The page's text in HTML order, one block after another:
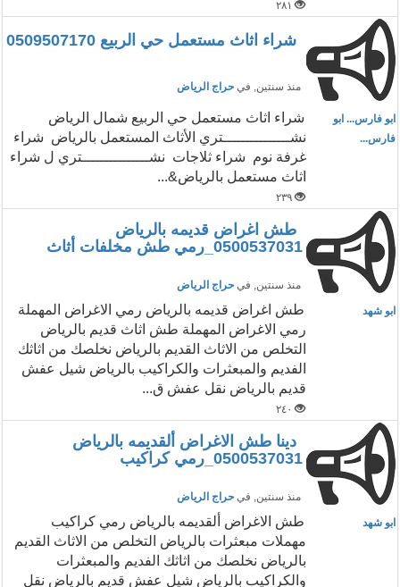
٢٨١
شراء اثاث مستعمل حي الربيع 0509507170
منذ سنتين, في حراج الرياض
ابو فارس... ابو
فارس...
شراء اثاث مستعمل حي الربيع شمال الرياض
نشـــــــــــــــتري الأثاث المستعمل بالرياض شراء
غرفة نوم شراء ثلاجات نشـــــــــــــــتري ل شراء
اثاث مستعمل بالرياض&...
٢٣٩
طش اغراض قديمه بالرياض
0500537031_رمي طش مخلفات أثاث
منذ سنتين, في حراج الرياض
ابو شهد
طش اغراض قديمه بالرياض رمي الاغراض المهملة
رمي الاغراض المهملة طش اثاث قديم بالرياض
التخلص من الاثاث القديم بالرياض نخلصك من اثاثك
الفديم والمبعثرات والكراكيب بالرياض شيل عفش
قديم بالرياض نقل عفش ق...
٢٤٠
دينا طش الاغراض ألقديمه بالرياض
0500537031_رمي كراكيب
منذ سنتين, في حراج الرياض
ابو شهد
طش الاغراض ألقديمه بالرياض رمي كراكيب
مهملات مبعثرات بالرياض التخلص من الاثاث القديم
بالرياض نخلصك من اثاثك الفديم والمبعثرات
والكراكيب بالرياض شيل عفش قديم بالرياض نقل